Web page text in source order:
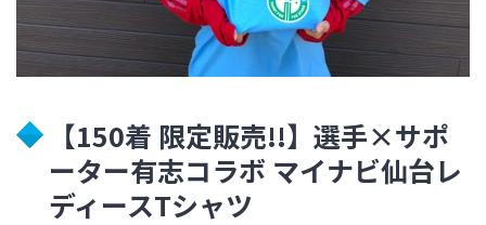
【150着 限定販売!!】選手×サポ
ーター有志コラボ マイナビ仙台レ
ディースTシャツ